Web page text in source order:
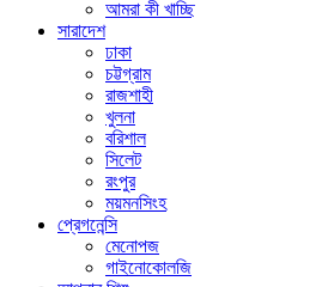
আমরা কী খাচ্ছি
সারাদেশ
ঢাকা
চট্টগ্রাম
রাজশাহী
খুলনা
বরিশাল
সিলেট
রংপুর
ময়মনসিংহ
প্রেগনেন্সি
মেনোপজ
গাইনোকোলজি